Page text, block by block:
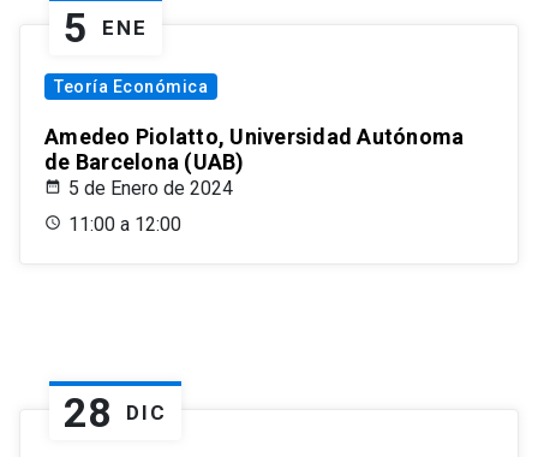
5 ENE
Teoría Económica
Amedeo Piolatto, Universidad Autónoma
de Barcelona (UAB)
5 de Enero de 2024
11:00 a 12:00
28 DIC